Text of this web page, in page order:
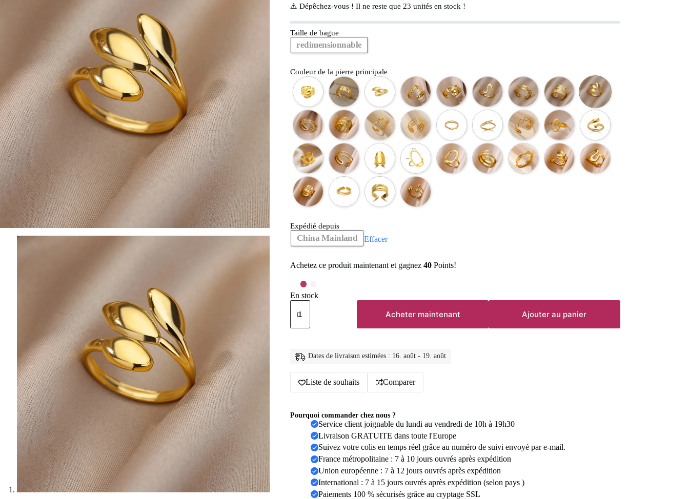
⚠️ Dépêchez-vous ! Il ne reste que 23 unités en stock !
Taille de bague
redimensionnable
Couleur de la pierre principale
Expédié depuis
China Mainland Effacer
Achetez ce produit maintenant et gagnez40 Points!
En stock
quantité
de
en
316L
femmes,
couleur
or,
géométrique
multicouche,
Vintage,
étanche,
esthétiques
mariage,
cadeau
Acheter maintenant Ajouter au panier
Dates de livraison estimées : 16. août - 19. août
Liste de souhaits Comparer
Pourquoi commander chez nous ?
Service client joignable du lundi au vendredi de 10h à 19h30
Livraison GRATUITE dans toute l'Europe
Suivez votre colis en temps réel grâce au numéro de suivi envoyé par e-mail.
France métropolitaine : 7 à 10 jours ouvrés après expédition
Union européenne : 7 à 12 jours ouvrés après expédition
International : 7 à 15 jours ouvrés après expédition (selon pays )
Paiements 100 % sécurisés grâce au cryptage SSL